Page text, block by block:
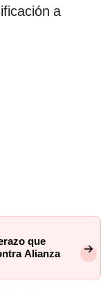
a
que
Alianza